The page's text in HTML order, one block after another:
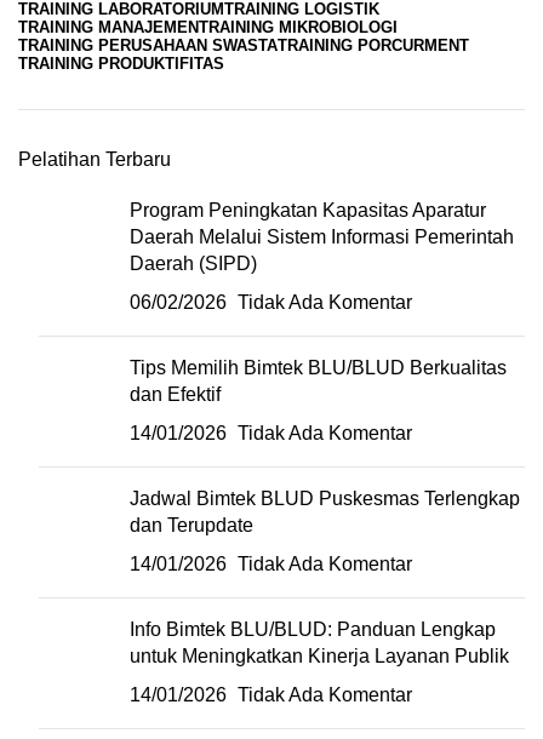
TRAINING LABORATORIUMTRAINING LOGISTIK
TRAINING MANAJEMENTRAINING MIKROBIOLOGI
TRAINING PERUSAHAAN SWASTATRAINING PORCURMENT
TRAINING PRODUKTIFITAS
Pelatihan Terbaru
Program Peningkatan Kapasitas Aparatur
Daerah Melalui Sistem Informasi Pemerintah
Daerah (SIPD)
06/02/2026 Tidak Ada Komentar
Tips Memilih Bimtek BLU/BLUD Berkualitas
dan Efektif
14/01/2026 Tidak Ada Komentar
Jadwal Bimtek BLUD Puskesmas Terlengkap
dan Terupdate
14/01/2026 Tidak Ada Komentar
Info Bimtek BLU/BLUD: Panduan Lengkap
untuk Meningkatkan Kinerja Layanan Publik
14/01/2026 Tidak Ada Komentar